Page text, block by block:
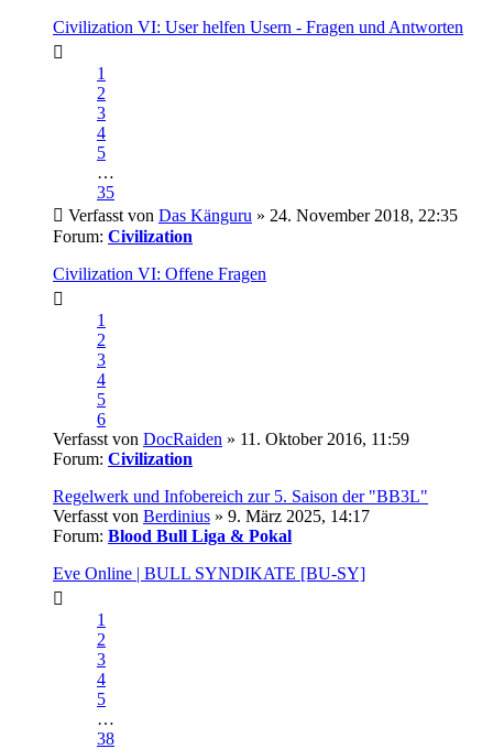
Civilization VI: User helfen Usern - Fragen und Antworten
1
2
3
4
5
…
35
Verfasst von Das Känguru » 24. November 2018, 22:35
Forum: Civilization
Civilization VI: Offene Fragen
1
2
3
4
5
6
Verfasst von DocRaiden » 11. Oktober 2016, 11:59
Forum: Civilization
Regelwerk und Infobereich zur 5. Saison der "BB3L"
Verfasst von Berdinius » 9. März 2025, 14:17
Forum: Blood Bull Liga & Pokal
Eve Online | BULL SYNDIKATE [BU-SY]
1
2
3
4
5
…
38